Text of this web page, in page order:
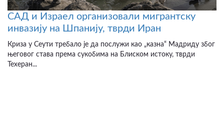
САД и Израел организовали мигрантску
инвазију на Шпанију, тврди Иран
Криза у Сеути требало је да послужи као „казна“ Мадриду због
његовог става према сукобима на Блиском истоку, тврди
Техеран...